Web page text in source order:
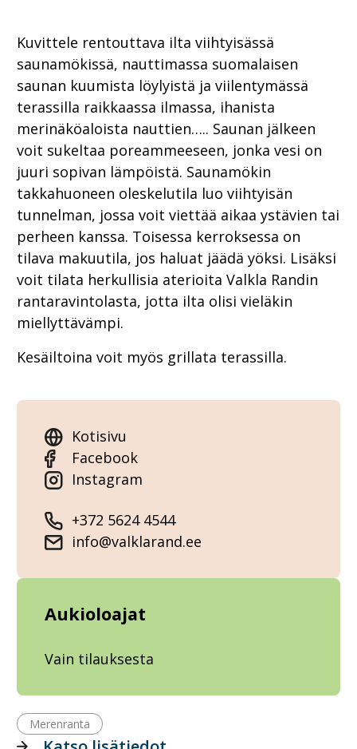
Kuvittele rentouttava ilta viihtyisässä
saunamökissä, nauttimassa suomalaisen
saunan kuumista löylyistä ja viilentymässä
terassilla raikkaassa ilmassa, ihanista
merinäköaloista nauttien….. Saunan jälkeen
voit sukeltaa poreammeeseen, jonka vesi on
juuri sopivan lämpöistä. Saunamökin
takkahuoneen oleskelutila luo viihtyisän
tunnelman, jossa voit viettää aikaa ystävien tai
perheen kanssa. Toisessa kerroksessa on
tilava makuutila, jos haluat jäädä yöksi. Lisäksi
voit tilata herkullisia aterioita Valkla Randin
rantaravintolasta, jotta ilta olisi vieläkin
miellyttävämpi.
Kesäiltoina voit myös grillata terassilla.
Kotisivu
Facebook
Instagram
+372 5624 4544
info@valklarand.ee
Aukioloajat
Vain tilauksesta
Merenranta